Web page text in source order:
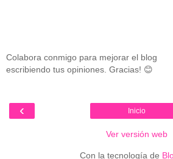
Colabora conmigo para mejorar el blog
escribiendo tus opiniones. Gracias! 😊
‹ Inicio
Ver versión web
Con la tecnología de